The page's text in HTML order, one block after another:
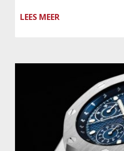
LEES MEER